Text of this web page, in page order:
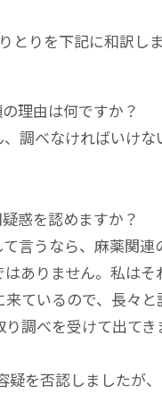
とりを下記に和訳しま
理由は何ですか？
、調べなければいけな
惑を認めますか？
て言うなら、麻薬関連
はありません。私はそ
来ているので、長々と
調べを受けて出てき
疑を否認しましたが